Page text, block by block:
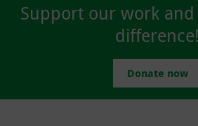
Support our work and
difference!
Donate now